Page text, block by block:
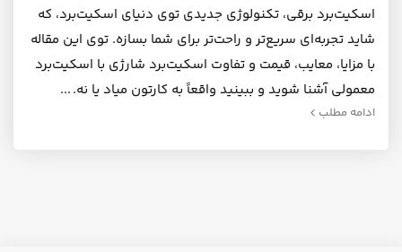
اسکیت‌برد برقی، تکنولوژی جدیدی توی دنیای اسکیت‌برد، که
شاید تجربه‌ای سریع‌تر و راحت‌تر برای شما بسازه. توی این مقاله
با مزایا، معایب، قیمت و تفاوت اسکیت‌برد شارژی با اسکیت‌برد
معمولی آشنا شوید و ببینید واقعاً به کارتون میاد یا نه.
ادامه مطلب